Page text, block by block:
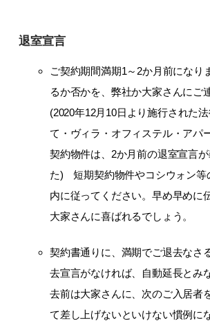
退室宣言
ご契約期間満期1～2か月前になり
るか否かを、弊社か大家さんにご
(2020年12月10日より施行された
て・ヴィラ・オフィステル・アパ
契約物件は、2か月前の退室宣言
た) 短期契約物件やコシウォン等
内に従ってください。早め早めに
大家さんに喜ばれるでしょう。
契約書通りに、満期でご退去なさ
去宣言がなければ、自動延長とみ
去前は大家さんに、次のご入居者
て差し上げないといけない慣例に